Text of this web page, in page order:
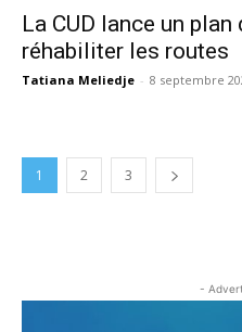
La CUD lance un plan
réhabiliter les routes
Tatiana Meliedje - 8 septembre
1 2 3
-